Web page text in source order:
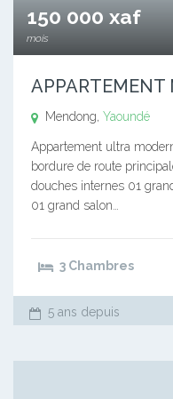
150 000 xaf
mois
APPARTEMENT
Mendong, Yaoundé
Appartement ultra
bordure de route
douches internes 01
01 grand salon…
3 Chambres
5 ans depuis